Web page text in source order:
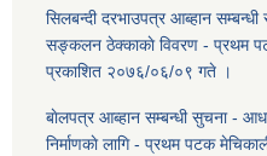
सिलबन्दी दरभाउपत्र आब्हान
सङ्कलन ठेक्काकाे विवरण - प्रथम
प्रकाशित २०७६/०६/०९ गते ।
बाेलपत्र आब्हान सम्बन्धी सुचना -
निर्माणकाे लागि - प्रथम पटक